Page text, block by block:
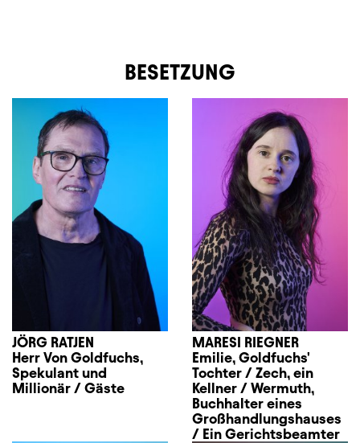
BESETZUNG
JÖRG RATJEN
Herr Von Goldfuchs,
Spekulant und
Millionär / Gäste
MARESI RIEGNER
Emilie, Goldfuchs'
Tochter / Zech, ein
Kellner / Wermuth,
Buchhalter eines
Großhandlungshauses
/ Ein Gerichtsbeamter